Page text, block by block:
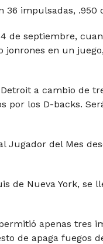
impulsadas, .950
de septiembre,
en un
a cambio de
por los D-backs.
Jugador del Mes
de Nueva York, se
apenas tres
de apaga fuegos